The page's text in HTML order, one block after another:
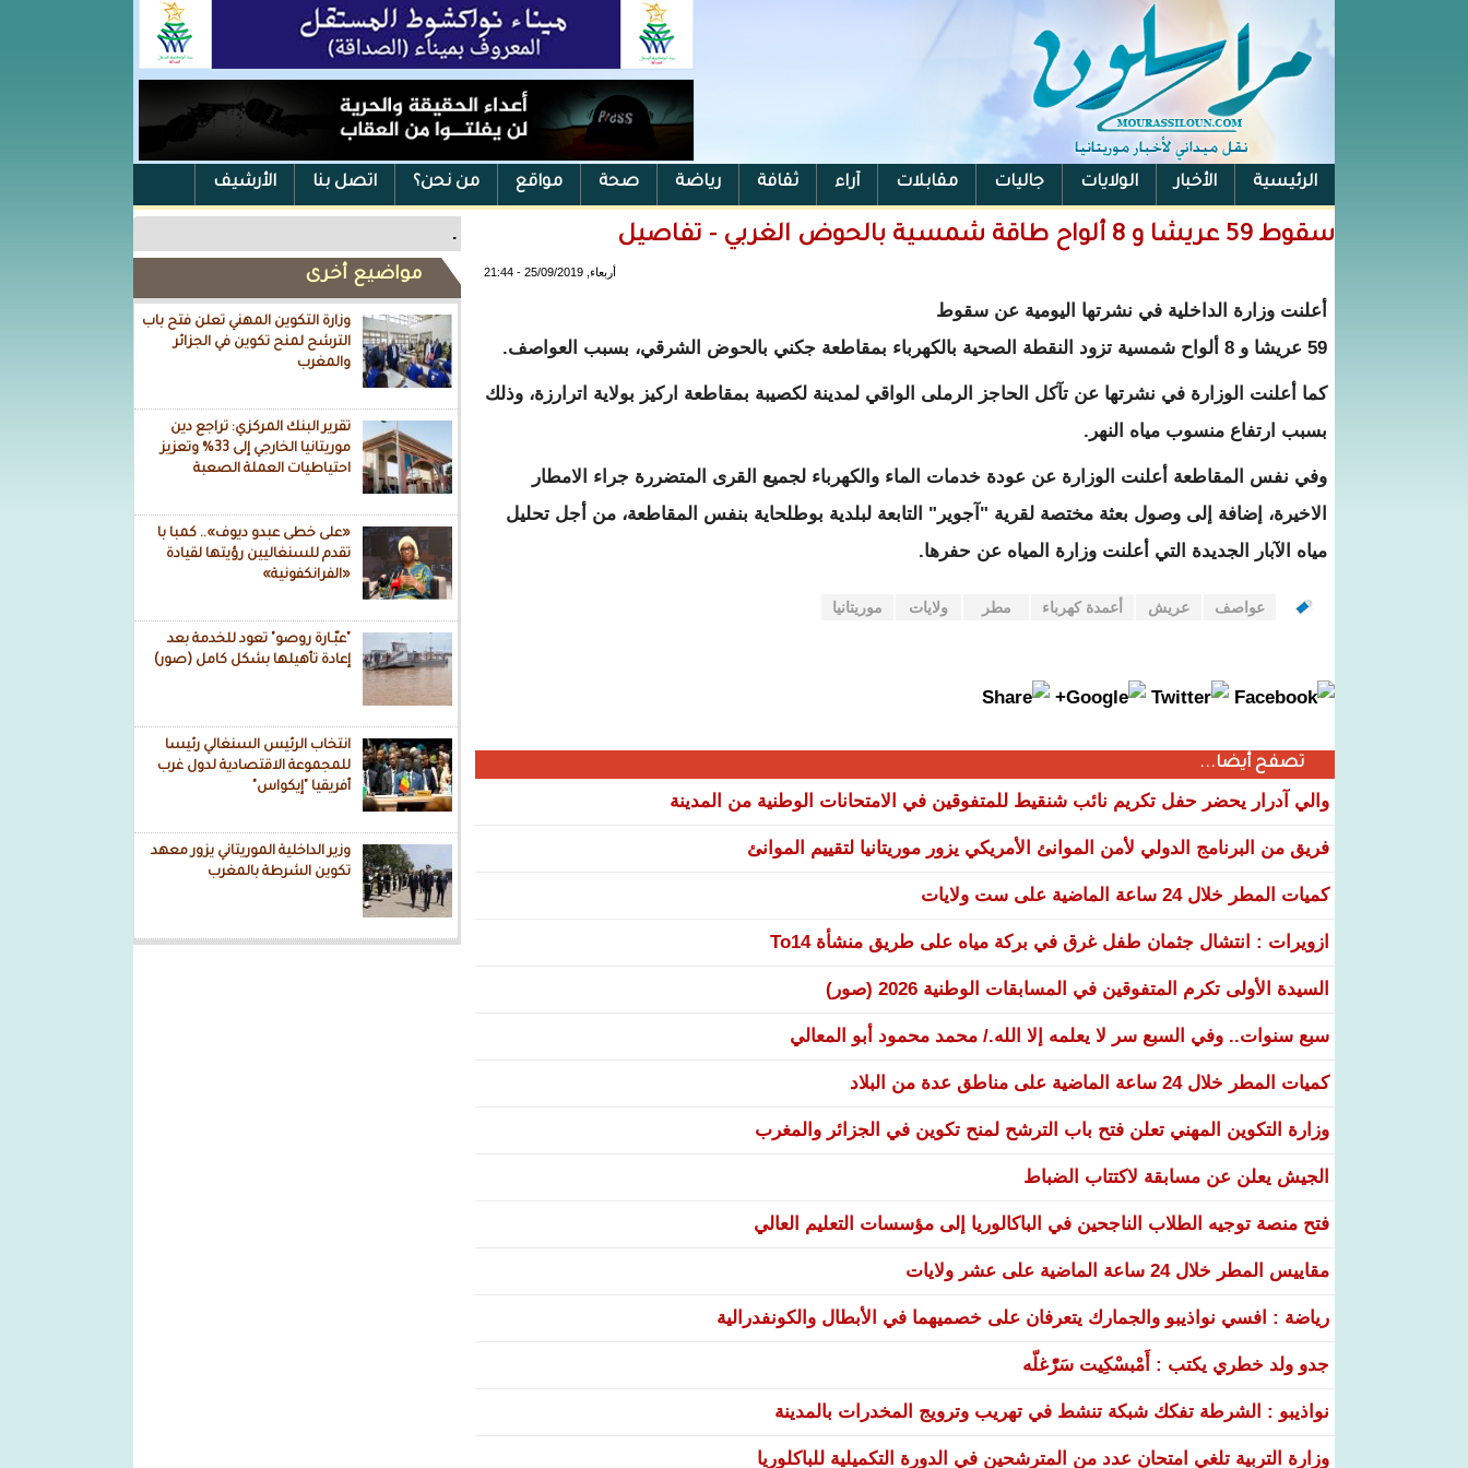
الرئيسية الأخبار الولايات جاليات مقابلات آراء ثقافة رياضة صحة مواقع من نحن؟ اتصل بنا الأرشيف
الفيس بوك .
مواضيع أخرى
وزارة التكوين المهني تعلن فتح باب
الترشح لمنح تكوين في الجزائر
والمغرب
تقرير البنك المركزي: تراجع دين
موريتانيا الخارجي إلى 33% وتعزيز
احتياطيات العملة الصعبة
«على خطى عبدو ديوف».. كمبا با
تقدم للسنغاليين رؤيتها لقيادة
«الفرانكفونية»
"عبّـارة روصو" تعود للخدمة بعد
إعادة تأهيلها بشكل كامل (صور)
انتخاب الرئيس السنغالي رئيسا
للمجموعة الاقتصادية لدول غرب
أفريقيا "إيكواس"
وزير الداخلية الموريتاني يزور معهد
تكوين الشرطة بالمغرب
سقوط 59 عريشا و 8 ألواح طاقة شمسية بالحوض الغربي - تفاصيل
أربعاء, 25/09/2019 - 21:44
أعلنت وزارة الداخلية في نشرتها اليومية عن سقوط
59 عريشا و 8 ألواح شمسية تزود النقطة الصحية بالكهرباء بمقاطعة جكني بالحوض الشرقي، بسبب العواصف.
كما أعلنت الوزارة في نشرتها عن تآكل الحاجز الرملى الواقي لمدينة لكصيبة بمقاطعة اركيز بولاية اترارزة، وذلك
بسبب ارتفاع منسوب مياه النهر.
وفي نفس المقاطعة أعلنت الوزارة عن عودة خدمات الماء والكهرباء لجميع القرى المتضررة جراء الامطار
الاخيرة، إضافة إلى وصول بعثة مختصة لقرية "آجوير" التابعة لبلدية بوطلحاية بنفس المقاطعة، من أجل تحليل
مياه الآبار الجديدة التي أعلنت وزارة المياه عن حفرها.
عواصف عريش أعمدة كهرباء مطر ولايات موريتانيا
تصفح أيضا...
والي آدرار يحضر حفل تكريم نائب شنقيط للمتفوقين في الامتحانات الوطنية من المدينة
فريق من البرنامج الدولي لأمن الموانئ الأمريكي يزور موريتانيا لتقييم الموانئ
كميات المطر خلال 24 ساعة الماضية على ست ولايات
ازويرات : انتشال جثمان طفل غرق في بركة مياه على طريق منشأة To14
السيدة الأولى تكرم المتفوقين في المسابقات الوطنية 2026 (صور)
سبع سنوات.. وفي السبع سر لا يعلمه إلا الله./ محمد محمود أبو المعالي
كميات المطر خلال 24 ساعة الماضية على مناطق عدة من البلاد
وزارة التكوين المهني تعلن فتح باب الترشح لمنح تكوين في الجزائر والمغرب
الجيش يعلن عن مسابقة لاكتتاب الضباط
فتح منصة توجيه الطلاب الناجحين في الباكالوريا إلى مؤسسات التعليم العالي
مقاييس المطر خلال 24 ساعة الماضية على عشر ولايات
رياضة : افسي نواذيبو والجمارك يتعرفان على خصميهما في الأبطال والكونفدرالية
جدو ولد خطري يكتب : أَمْبسْكِيت سَرّْغلّه
نواذيبو : الشرطة تفكك شبكة تنشط في تهريب وترويج المخدرات بالمدينة
وزارة التربية تلغي امتحان عدد من المترشحين في الدورة التكميلية للباكلوريا